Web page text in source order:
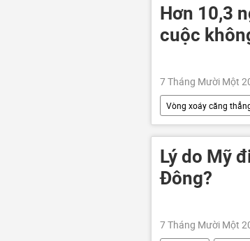
Hơn 10,3
cuộc
7 Tháng Mười Một
Vòng xoáy căng
Palestine
Lý do Mỹ
Đông?
7 Tháng Mười Một